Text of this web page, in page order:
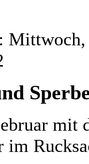
Mittwoch,
mit
im